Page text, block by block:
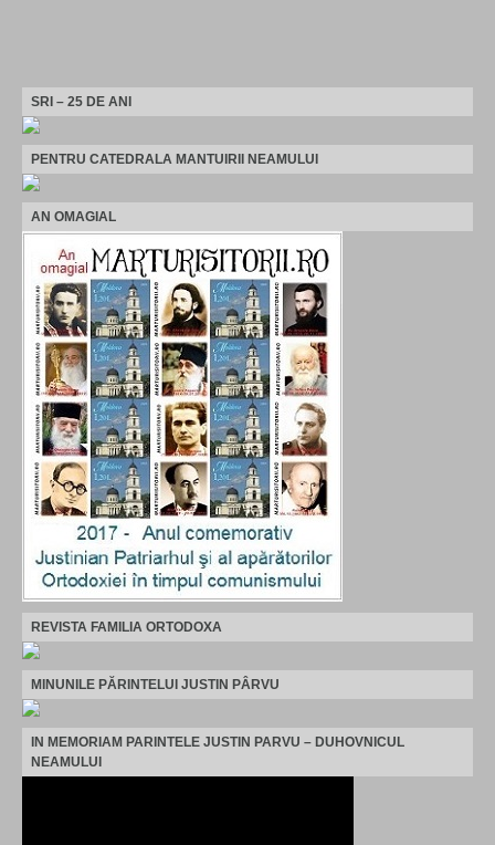
SRI – 25 DE ANI
PENTRU CATEDRALA MANTUIRII NEAMULUI
AN OMAGIAL
REVISTA FAMILIA ORTODOXA
MINUNILE PĂRINTELUI JUSTIN PÂRVU
IN MEMORIAM PARINTELE JUSTIN PARVU – DUHOVNICUL
NEAMULUI